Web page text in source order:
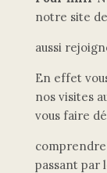
notre site
aussi
En effet
nos visites
vous faire
passant par